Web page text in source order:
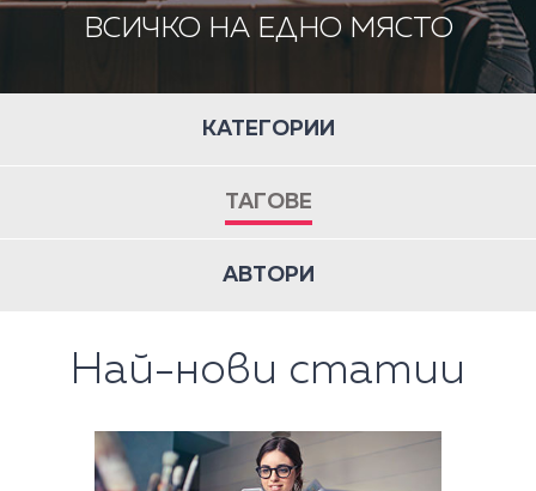
ВСИЧКО НА ЕДНО МЯСТО
КАТЕГОРИИ
ТАГОВЕ
АВТОРИ
Най-нови статии